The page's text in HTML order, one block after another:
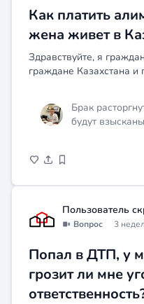
Как платить
жена живет в
Здравствуйте, я
граждане Казахстана
Брак
будут
кодекса это
консультацию
о разводе и
детально по
Пользователь
Вопрос 3
Попал в ДТП, у
грозит ли мне